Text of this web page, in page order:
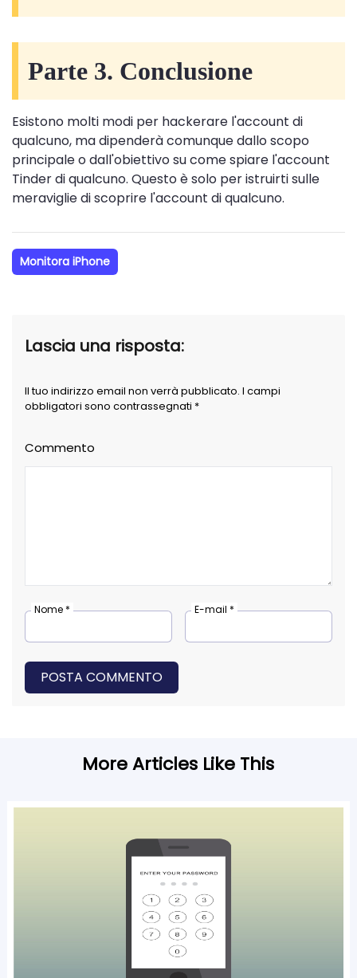
Parte 3. Conclusione
Esistono molti modi per hackerare l'account di
qualcuno, ma dipenderà comunque dallo scopo
principale o dall'obiettivo su come spiare l'account
Tinder di qualcuno. Questo è solo per istruirti sulle
meraviglie di scoprire l'account di qualcuno.
Monitora iPhone
Lascia una risposta:
Il tuo indirizzo email non verrà pubblicato. I campi
obbligatori sono contrassegnati *
Commento
Nome * E-mail *
POSTA COMMENTO
More Articles Like This